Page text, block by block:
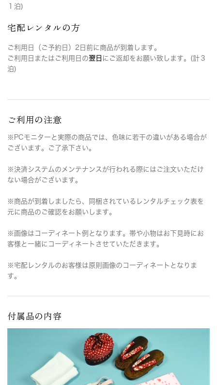
１泊)
宅配レンタルの方
ご利用日（ご予約日）2日前に商品が到着します。
ご利用日またはご利用日の翌日 にご返却をお願い致します。(計３
泊)
ご利用の注意
※PCモニターと実際の商品では、色味に若干の違いがある場合が
ございます。ご了承下さい。
※決済システムのメンテナンスが行われる際にはご注文いただけ
ない場合がございます。
※商品が到着しましたら、同梱されているレンタルチェック表を
元に商品のご確認をお願いします。
※画像はコーディネート例となります。帯や小物はお下見時にお
客様と一緒にコーディネートさせていただきます。
※宅配レンタルのお客様は原則画像のコーディネートとなりま
す。
付属品の内容